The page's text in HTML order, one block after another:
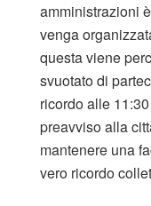
amministrazioni
venga
questa viene
svuotato di
ricordo alle
preavviso alla
mantenere una
vero ricordo